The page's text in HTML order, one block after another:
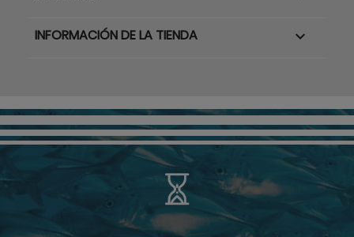
INFORMACIÓN DE LA TIENDA keyboard_arrow_down